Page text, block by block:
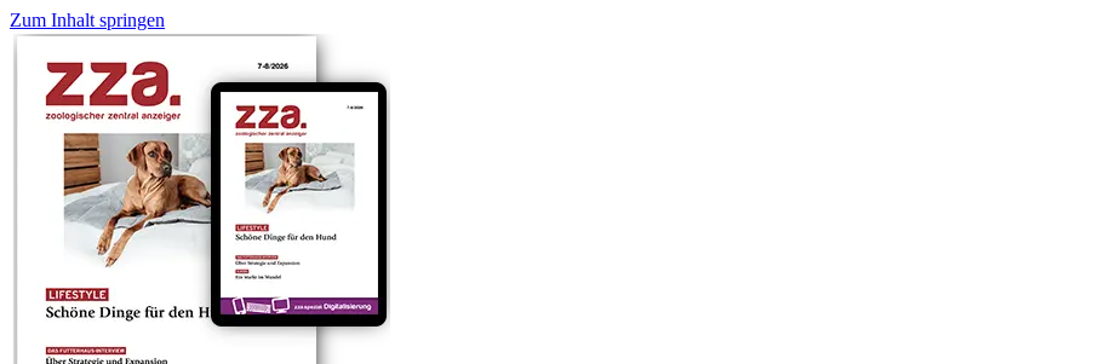
Zum Inhalt springen